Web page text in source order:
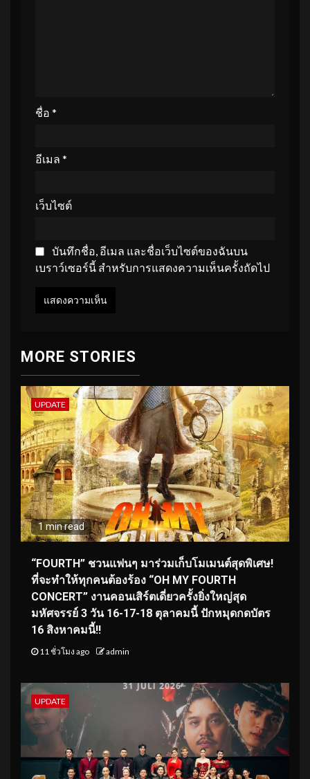
ชื่อ *
อีเมล *
เว็บไซต์
บันทึกชื่อ, อีเมล และชื่อเว็บไซต์ของฉันบน
เบราว์เซอร์นี้ สำหรับการแสดงความเห็นครั้งถัดไป
MORE STORIES
UPDATE
1 min read
“FOURTH” ชวนแฟนๆ มาร่วมเก็บโมเมนต์สุดพิเศษ!
ที่จะทำให้ทุกคนต้องร้อง “OH MY FOURTH
CONCERT” งานคอนเสิร์ตเดี่ยวครั้งยิ่งใหญ่สุด
มหัศจรรย์ 3 วัน 16-17-18 ตุลาคมนี้ ปักหมุดกดบัตร
16 สิงหาคมนี้!!
11 ชั่วโมง ago admin
UPDATE